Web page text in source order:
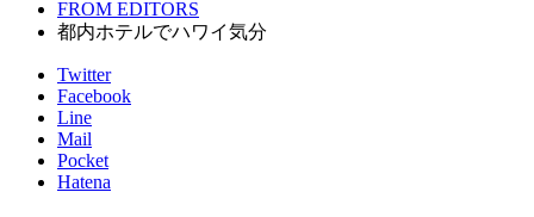
FROM EDITORS
都内ホテルでハワイ気分
Twitter
Facebook
Line
Mail
Pocket
Hatena